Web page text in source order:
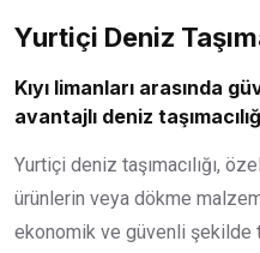
Yurtiçi Deniz
Kıyı limanları arasında
avantajlı deniz
Yurtiçi deniz taşımacılığı,
ürünlerin veya dökme
ekonomik ve güvenli şekilde